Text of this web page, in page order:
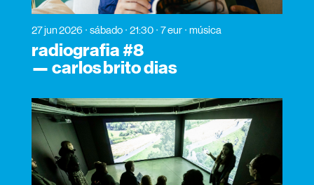
27 jun 2026 sábado 21:30 7 eur música
radiografia #8
— carlos brito dias